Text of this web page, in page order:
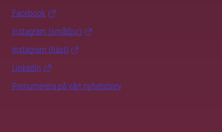
Facebook
Instagram (smådjur)
Instagram (häst)
LinkedIn
Prenumerera på vårt nyhetsbrev